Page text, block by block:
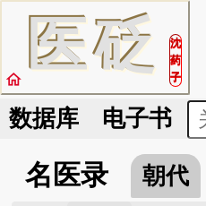
医砭
沈
药
子
home
数据库 电子书
名医录 朝代